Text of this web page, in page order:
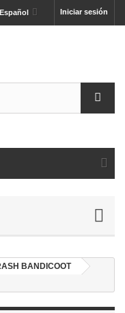
Iniciar sesión
Español
BANDICOOT